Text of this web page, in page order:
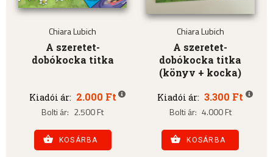
Chiara Lubich
A szeretet-
dobókocka titka
Kiadói ár: 2.000 Ft
Bolti ár: 2.500 Ft
KOSÁRBA
Chiara Lubich
A szeretet-
dobókocka titka
(könyv + kocka)
Kiadói ár: 3.300 Ft
Bolti ár: 4.000 Ft
KOSÁRBA